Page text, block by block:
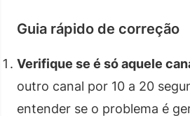
Guia rápido de correção
Verifique se é só aquele
outro canal por 10 a 20
entender se o problema é